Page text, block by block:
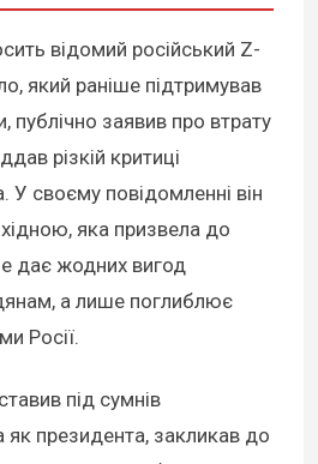
відомий російський Z-
який раніше підтримував
публічно заявив про втрату
різкій критиці
У своєму повідомленні він
яка призвела до
дає жодних вигод
а лише поглиблює
Росії.
під сумнів
як президента, закликав до